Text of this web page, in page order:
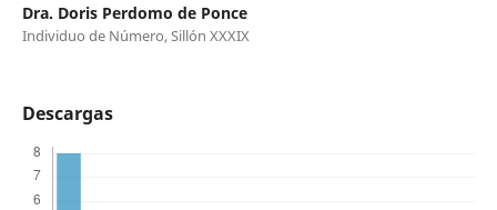
Dra. Doris Perdomo de Ponce
Individuo de Número, Sillón XXXIX
Descargas